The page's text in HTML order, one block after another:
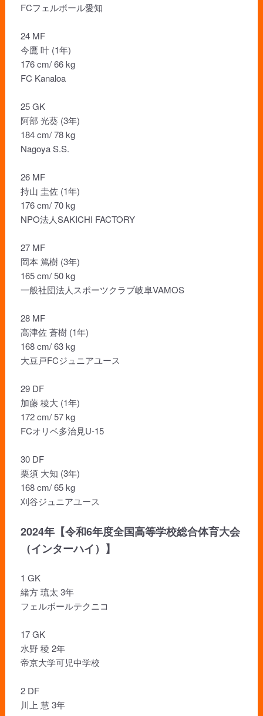
FCフェルボール愛知
24 MF
今鷹 叶 (1年)
176 cm/ 66 kg
FC Kanaloa
25 GK
阿部 光葵 (3年)
184 cm/ 78 kg
Nagoya S.S.
26 MF
持山 圭佐 (1年)
176 cm/ 70 kg
NPO法人SAKICHI FACTORY
27 MF
岡本 篤樹 (3年)
165 cm/ 50 kg
一般社団法人スポーツクラブ岐阜VAMOS
28 MF
高津佐 蒼樹 (1年)
168 cm/ 63 kg
大豆戸FCジュニアユース
29 DF
加藤 稜大 (1年)
172 cm/ 57 kg
FCオリベ多治見U-15
30 DF
栗須 大知 (3年)
168 cm/ 65 kg
刈谷ジュニアユース
2024年【令和6年度全国高等学校総合体育大会
（インターハイ）】
1 GK
緒方 琉太 3年
フェルボールテクニコ
17 GK
水野 稜 2年
帝京大学可児中学校
2 DF
川上 慧 3年